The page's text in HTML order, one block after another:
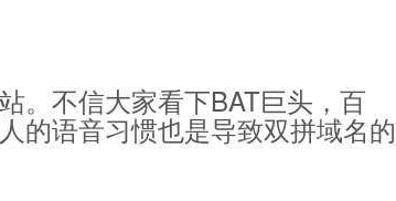
。不信大家看下BAT巨头，百
的语音习惯也是导致双拼域名的